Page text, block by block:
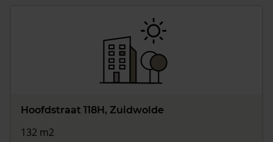
Hoofdstraat 118H, Zuidwolde
132 m2